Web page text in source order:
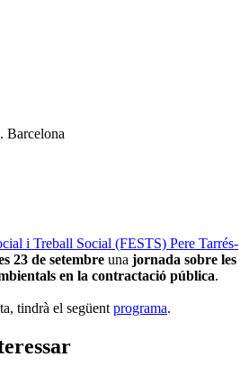
Barcelona
i Treball Social (FESTS) Pere Tarrés-
23 de setembre una jornada sobre les
en la contractació pública.
tindrà el següent programa.